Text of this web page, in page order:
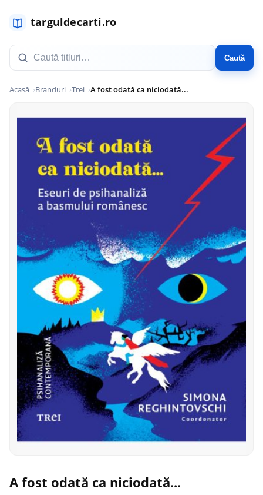
Caută
Acasă Branduri Trei A fost odată ca niciodată...
A fost odată ca niciodată...